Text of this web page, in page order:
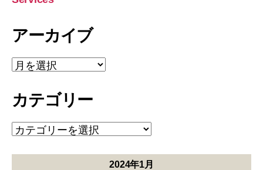
アーカイブ
ア
ー
イ
カテゴリー
カ
テ
2024年1月